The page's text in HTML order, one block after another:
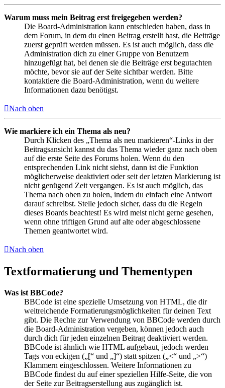
Warum muss mein Beitrag erst freigegeben werden?
Die Board-Administration kann entschieden haben, dass in
dem Forum, in dem du einen Beitrag erstellt hast, die Beiträge
zuerst geprüft werden müssen. Es ist auch möglich, dass die
Administration dich zu einer Gruppe von Benutzern
hinzugefügt hat, bei denen sie die Beiträge erst begutachten
möchte, bevor sie auf der Seite sichtbar werden. Bitte
kontaktiere die Board-Administration, wenn du weitere
Informationen dazu benötigst.
Nach oben
Wie markiere ich ein Thema als neu?
Durch Klicken des „Thema als neu markieren“-Links in der
Beitragsansicht kannst du das Thema wieder ganz nach oben
auf die erste Seite des Forums holen. Wenn du den
entsprechenden Link nicht siehst, dann ist die Funktion
möglicherweise deaktiviert oder seit der letzten Markierung ist
nicht genügend Zeit vergangen. Es ist auch möglich, das
Thema nach oben zu holen, indem du einfach eine Antwort
darauf schreibst. Stelle jedoch sicher, dass du die Regeln
dieses Boards beachtest! Es wird meist nicht gerne gesehen,
wenn ohne triftigen Grund auf alte oder abgeschlossene
Themen geantwortet wird.
Nach oben
Textformatierung und Thementypen
Was ist BBCode?
BBCode ist eine spezielle Umsetzung von HTML, die dir
weitreichende Formatierungsmöglichkeiten für deinen Text
gibt. Die Rechte zur Verwendung von BBCode werden durch
die Board-Administration vergeben, können jedoch auch
durch dich für jeden einzelnen Beitrag deaktiviert werden.
BBCode ist ähnlich wie HTML aufgebaut, jedoch werden
Tags von eckigen („[“ und „]“) statt spitzen („<“ und „>“)
Klammern eingeschlossen. Weitere Informationen zu
BBCode findest du auf einer speziellen Hilfe-Seite, die von
der Seite zur Beitragserstellung aus zugänglich ist.